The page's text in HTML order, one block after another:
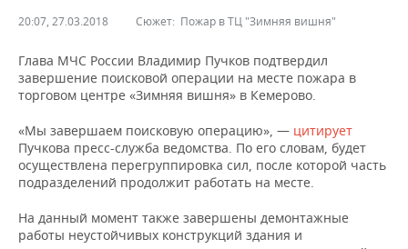
ДЕКЛАРАЦИИ О ДОХОДАХ
КОРОЛИ ГОСЗАКАЗА ПФО
ВУЗЫ ТАТАРСТАНА
КОМУ ПРИНАДЛЕЖАТ
ТОРГОВЫЕ ЦЕНТРЫ
НОВОСТИ ЭКОНОМИКИ
ФИНАНСЫ
БАНКИ
БЮДЖЕТ
ИНВЕСТИЦИИ
ПРОМЫШЛЕННОСТЬ
НОВОСТИ
ПРОМЫШЛЕННОСТИ
АГРОПРОМ
МАШИНОСТРОЕНИЕ
НЕФТЕХИМИЯ
НЕДВИЖИМОСТЬ
НОВОСТИ НЕДВИЖИМОСТИ
АВТО
НОВОСТИ АВТО
БИЗНЕС
НОВОСТИ БИЗНЕСА
ТЕХНОЛОГИИ
20:07, 27.03.2018 Сюжет: Пожар в ТЦ "Зимняя вишня"
Глава МЧС России Владимир Пучков подтвердил
завершение поисковой операции на месте пожара в
торговом центре «Зимняя вишня» в Кемерово.
«Мы завершаем поисковую операцию», — цитирует
Пучкова пресс-служба ведомства. По его словам, будет
осуществлена перегруппировка сил, после которой часть
подразделений продолжит работать на месте.
На данный момент также завершены демонтажные
работы неустойчивых конструкций здания и